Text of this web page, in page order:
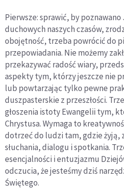
Pierwsze: sprawić, by
duchowych naszych czasów,
obojętność, trzeba powrócić do
przepowiadania. Nie możemy
przekazywać radość wiary,
aspekty tym, którzy jeszcze nie
lub powtarzając tylko pewne
duszpasterskie z przeszłości.
głoszenia istoty Ewangelii tym,
Chrystusa. Wymaga to
dotrzeć do ludzi tam, gdzie żyją,
słuchania, dialogu i spotkania.
esencjalności i entuzjazmu
odczucia, że jesteśmy dziś
Świętego.